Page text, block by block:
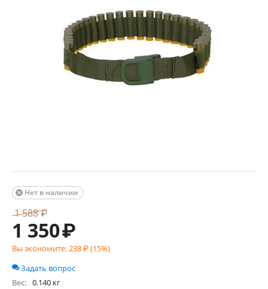
Нет в наличии

1 588₽
1 350₽
Вы экономите:238₽ (15%)
Задать вопрос
Вес: 0.140 кг